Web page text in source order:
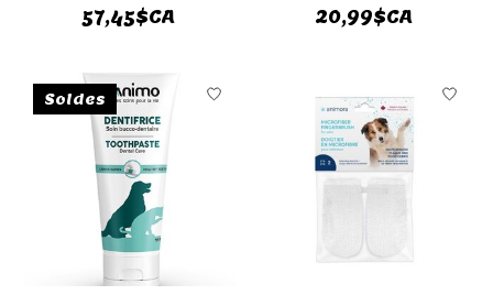
57,45$CA
20,99$CA
Soldes